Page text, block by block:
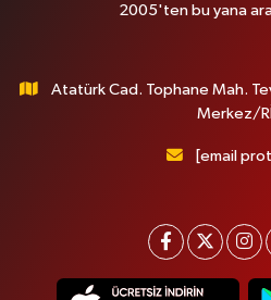
2005'ten bu yana
Atatürk Cad. Tophane Mah.
Merkez/
[email